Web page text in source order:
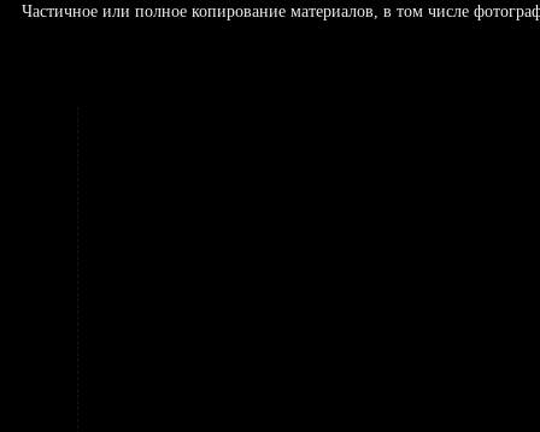
Частичное или полное копирование материалов, в том числе